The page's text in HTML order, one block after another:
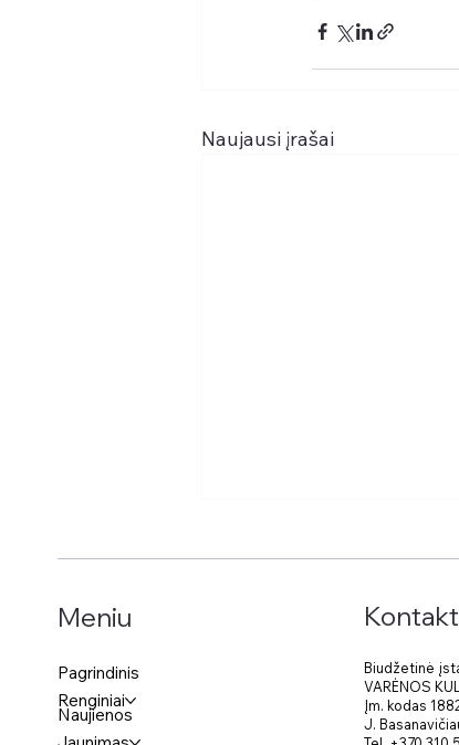
Naujausi įrašai
„Rudens spalvos“
Meniu
Pagrindinis
Renginiai
Naujienos
Biudžetinė
VARĖNOS
Įm. kodas
J.